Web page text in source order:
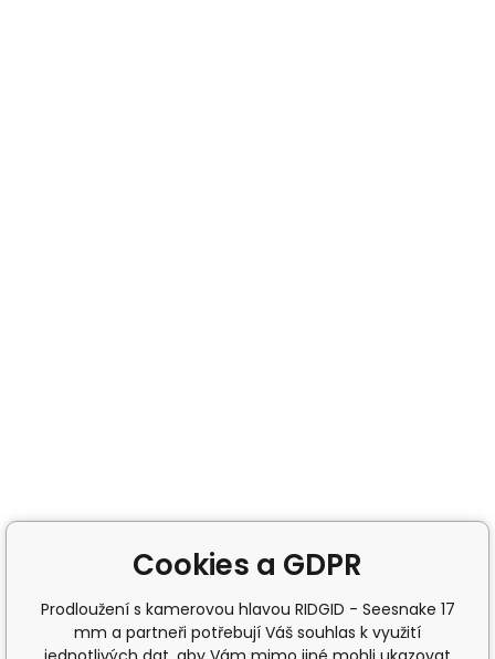
Cookies a GDPR
Prodloužení s kamerovou hlavou RIDGID - Seesnake 17
mm a partneři potřebují Váš souhlas k využití